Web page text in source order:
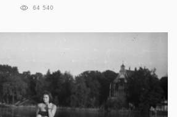
64 540